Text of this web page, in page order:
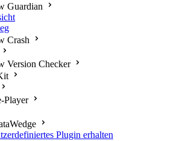
Guardian
Crash
Version Checker
Player
Plugin erhalten